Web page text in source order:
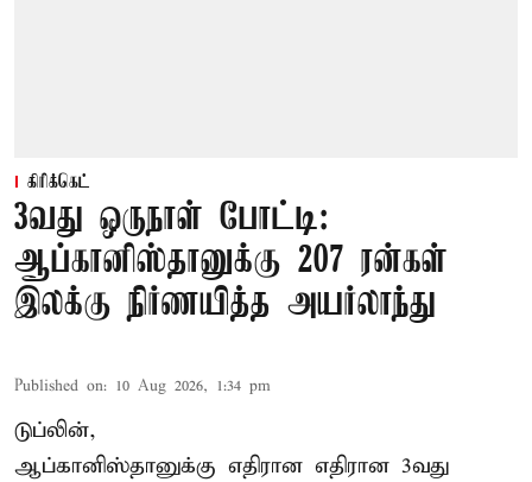
கிரிக்கெட்
3வது ஒருநாள் போட்டி:
ஆப்கானிஸ்தானுக்கு 207 ரன்கள்
இலக்கு நிர்ணயித்த அயர்லாந்து
Published on: 10 Aug 2026, 1:34 pm
டுப்லின்,
ஆப்கானிஸ்தானுக்கு எதிரான எதிரான 3வது